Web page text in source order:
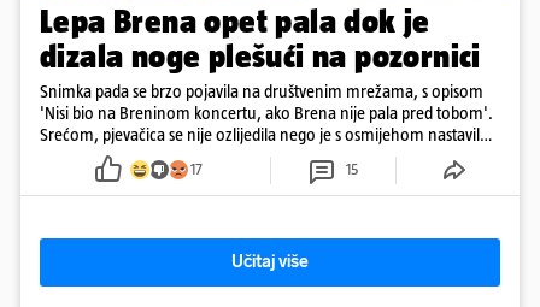
Lepa Brena opet pala dok je
dizala noge plešući na pozornici
Snimka pada se brzo pojavila na društvenim mrežama, s opisom
'Nisi bio na Breninom koncertu, ako Brena nije pala pred tobom'.
Srećom, pjevačica se nije ozlijedila nego je s osmijehom nastavila
17 15
Učitaj više